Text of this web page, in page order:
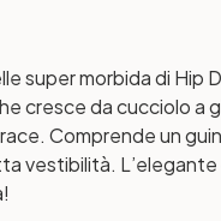
super morbida di
cresce da cucciolo
Comprende un